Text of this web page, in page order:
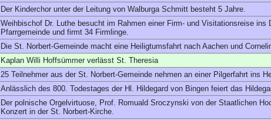
Der Kinderchor unter der Leitung von Walburga Schmitt besteht 5 Jahre.
Weihbischof Dr. Luthe besucht im Rahmen einer Firm- und Visitationsreise ins
Pfarrgemeinde und firmt 34 Firmlinge.
Die St. Norbert-Gemeinde macht eine Heiligtumsfahrt nach Aachen und
Kaplan Willi Hoffsümmer verlässt St. Theresia
25 Teilnehmer aus der St. Norbert-Gemeinde nehmen an einer Pilgerfahrt ins
Anlässlich des 800. Todestages der Hl. Hildegard von Bingen feiert das
Der polnische Orgelvirtuose, Prof. Romuald Sroczynski von der Staatlichen
Konzert in der St. Norbert-Kirche.